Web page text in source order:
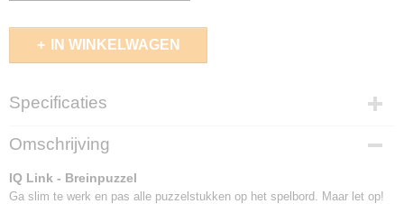
IN WINKELWAGEN
Specificaties
EAN code
5414301516620
Omschrijving
IQ Link - Breinpuzzel
Ga slim te werk en pas alle puzzelstukken op het spelbord. Maar let op!